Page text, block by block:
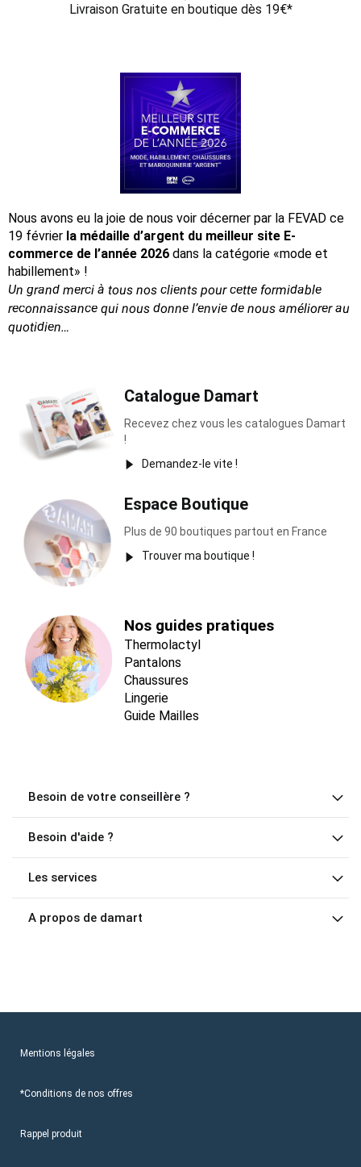
Livraison Gratuite en boutique dès 19€*
Nous avons eu la joie de nous voir décerner par la FEVAD ce
19 février la médaille d’argent du meilleur site E-
commerce de l’année 2026 dans la catégorie «mode et
habillement» !
Un grand merci à tous nos clients pour cette formidable
reconnaissancequi nous donne l’envie de nous améliorer au
quotidien…
Catalogue Damart
Recevez chez vous les catalogues Damart
!
Demandez-le vite !
Espace Boutique
Plus de 90 boutiques partout en France
Trouver ma boutique !
Nos guides pratiques
Thermolactyl
Pantalons
Chaussures
Lingerie
Guide Mailles
Besoin de votre conseillère ?
Besoin d'aide ?
Les services
A propos de damart
Mentions légales
*Conditions de nos offres
Rappel produit